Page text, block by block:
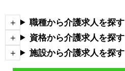
職種から介護求人を探す
資格から介護求人を探す
施設から介護求人を探す